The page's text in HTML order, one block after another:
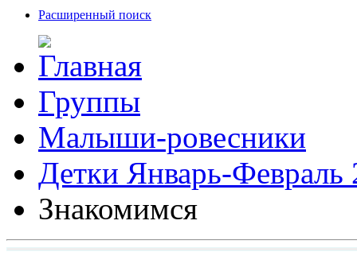
Расширенный поиск
Группы
Малыши-ровесники
Детки Январь-Февраль
Знакомимся